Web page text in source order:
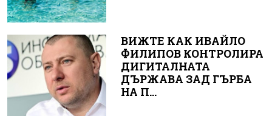
ВИЖТЕ КАК ИВАЙЛО
ФИЛИПОВ КОНТРОЛИРА
ДИГИТАЛНАТА
ДЪРЖАВА ЗАД ГЪРБА
НА П...